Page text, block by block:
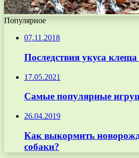
Популярное
07.11.2018
Последствия укуса
17.05.2021
Самые популярные
26.04.2019
Как выкормить
собаки?